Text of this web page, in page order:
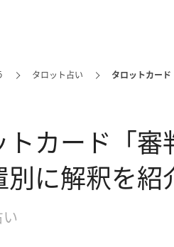
タロット占い タロットカー
トカード「
別に解釈を紹